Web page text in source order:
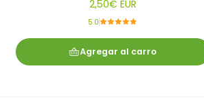
2,50€ EUR
5.0
Agregar al carro